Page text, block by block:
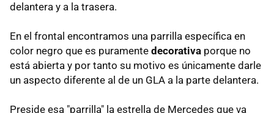
delantera y a la trasera.
En el frontal encontramos una parrilla específica en
color negro que es puramente decorativa porque no
está abierta y por tanto su motivo es únicamente darle
un aspecto diferente al de un GLA a la parte delantera.
Preside esa "parrilla" la estrella de Mercedes que va